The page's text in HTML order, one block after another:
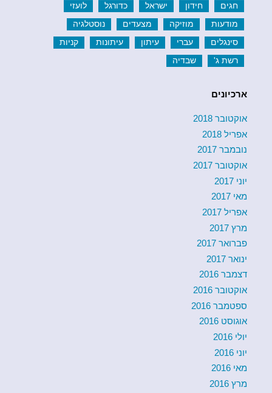
חגים
חידון ישראל כדורגל
לועזי
מודעות
מוזיקה מצעדים
נוסטלגיה
סינגלים
עברי עיתון עיתונות
קניות
רשת ג'
שבדיה
ארכיונים
אוקטובר 2018
אפריל 2018
נובמבר 2017
אוקטובר 2017
יוני 2017
מאי 2017
אפריל 2017
מרץ 2017
פברואר 2017
ינואר 2017
דצמבר 2016
אוקטובר 2016
ספטמבר 2016
אוגוסט 2016
יולי 2016
יוני 2016
מאי 2016
מרץ 2016